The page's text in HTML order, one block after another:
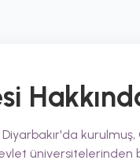
Diyarbakır'da
üniversitelerinden